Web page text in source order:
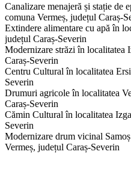
Canalizare menajeră și stație de
comuna Vermeș, județul Caraș-
Extindere alimentare cu apă în
județul Caraș-Severin
Modernizare străzi în localitatea
Caraș-Severin
Centru Cultural în localitatea
Severin
Drumuri agricole în localitatea
Caraș-Severin
Cămin Cultural în localitatea
Severin
Modernizare drum vicinal
Vermeș, județul Caraș-Severin